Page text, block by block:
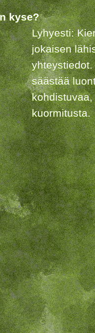
kyse?
Lyhyesti:
jokaisen
säästää
kuormitusta.